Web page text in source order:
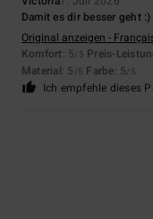
Damit es dir besser geht :)
Original anzeigen -
Komfort: 5/5 Preis-
Material: 5 /5 Farbe: 5/5
Ich empfehle dieses